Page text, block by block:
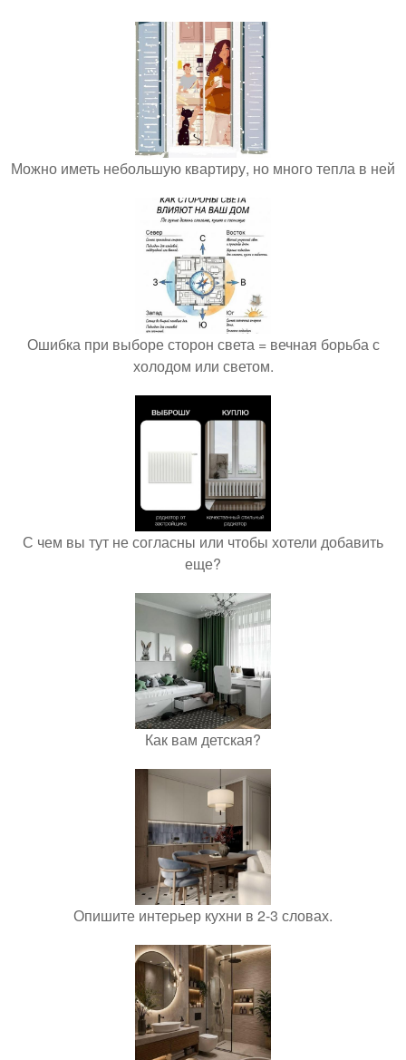
Можно иметь небольшую квартиру, но много тепла в ней
Ошибка при выборе сторон света = вечная борьба с
холодом или светом.
С чем вы тут не согласны или чтобы хотели добавить
еще?
Как вам детская?
Опишите интерьер кухни в 2-3 словах.